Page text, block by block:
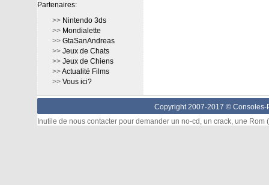
Partenaires:
>> Nintendo 3ds
>> Mondialette
>> GtaSanAndreas
>> Jeux de Chats
>> Jeux de Chiens
>>Actualité Films
>> Vous ici?
Copyright 2007-2017 © Consoles-
Inutile de nous contacter pour demander un no-cd, un crack, une